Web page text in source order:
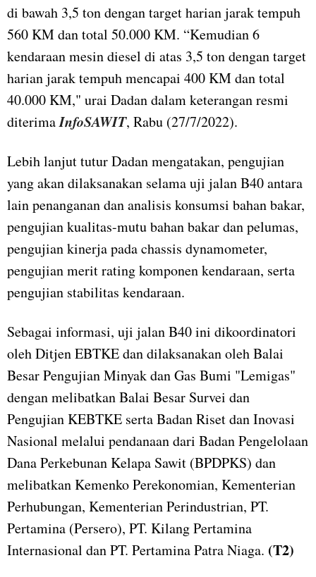
di bawah 3,5 ton dengan target harian jarak tempuh
560 KM dan total 50.000 KM. “Kemudian 6
kendaraan mesin diesel di atas 3,5 ton dengan target
harian jarak tempuh mencapai 400 KM dan total
40.000 KM," urai Dadan dalam keterangan resmi
diterimaInfoSAWIT, Rabu (27/7/2022).
Lebih lanjut tutur Dadan mengatakan, pengujian
yang akan dilaksanakan selama uji jalan B40 antara
lain penanganan dan analisis konsumsi bahan bakar,
pengujian kualitas-mutu bahan bakar dan pelumas,
pengujian kinerja pada chassis dynamometer,
pengujian merit rating komponen kendaraan, serta
pengujian stabilitas kendaraan.
Sebagai informasi, uji jalan B40 ini dikoordinatori
oleh Ditjen EBTKE dan dilaksanakan oleh Balai
Besar Pengujian Minyak dan Gas Bumi "Lemigas"
dengan melibatkan Balai Besar Survei dan
Pengujian KEBTKE serta Badan Riset dan Inovasi
Nasional melalui pendanaan dari Badan Pengelolaan
Dana Perkebunan Kelapa Sawit (BPDPKS) dan
melibatkan Kemenko Perekonomian, Kementerian
Perhubungan, Kementerian Perindustrian, PT.
Pertamina (Persero), PT. Kilang Pertamina
Internasional dan PT. Pertamina Patra Niaga. (T2)